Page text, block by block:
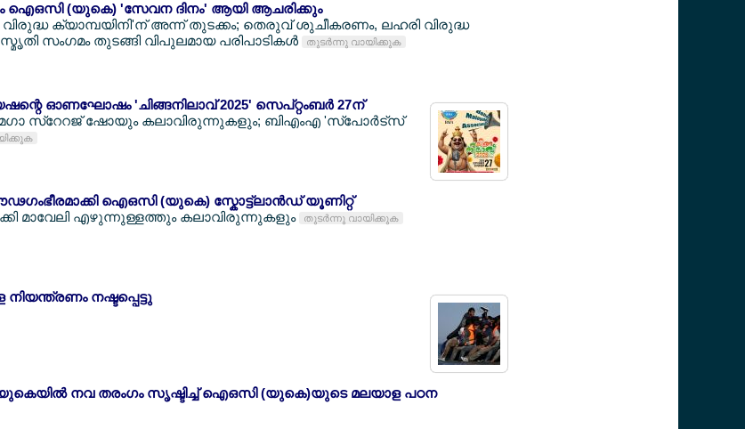
ഐഒസി (യുകെ) 'സേവന ദിനം' ആയി ആചരിക്കും
ക്യാമ്പയിനി'ന് അന്ന് തുടക്കം; തെരുവ് ശുചീകരണം, ലഹരി വിരുദ്ധ
സംഗമം തുടങ്ങി വിപുലമായ പരിപാടികള്‍
തുടര്‍ന്നു വായിക്കുക
ഓണഘോഷം 'ചിങ്ങനിലാവ് 2025' സെപ്റ്റംബര്‍ 27ന്
സ്റേറജ് ഷോയും കലാവിരുന്നുകളും; ബിഎംഎ 'സ്പോര്‍ട്സ്
ഐഒസി (യുകെ) സ്കോട്ട്ലാന്‍ഡ് യൂണിറ്റ്
മാവേലി എഴുന്നുള്ളത്തും കലാവിരുന്നുകളും
തുടര്‍ന്നു വായിക്കുക
നിയന്ത്രണം നഷ്ടപ്പെട്ടു
യുകെയില്‍ നവ തരംഗം സൃഷ്ടിച്ച് ഐഒസി (യുകെ)യുടെ മലയാള പഠന